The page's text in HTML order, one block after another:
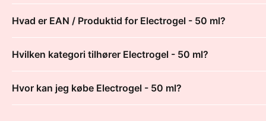
Hvad er EAN / Produktid for Electrogel - 50 ml?
Hvilken kategori tilhører Electrogel - 50 ml?
Hvor kan jeg købe Electrogel - 50 ml?